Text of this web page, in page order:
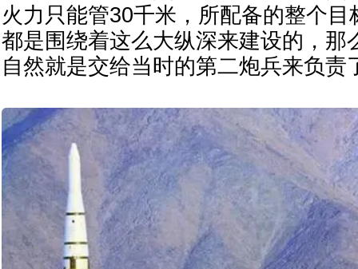
火力只能管30千米，所配备的整个
都是围绕着这么大纵深来建设的，那
自然就是交给当时的第二炮兵来负责